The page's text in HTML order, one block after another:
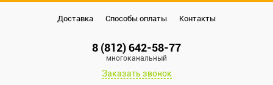
Доставка Способы оплаты Контакты
8 (812) 642-58-77
многоканальный
Заказать звонок